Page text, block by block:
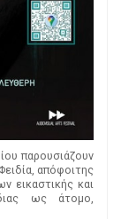
παρουσιάζουν
απόφοιτης
εικαστικής και
ως άτομο,